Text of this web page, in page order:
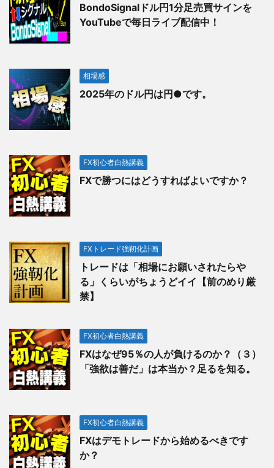
BondoSignalドル円1分足売買サインを
YouTubeで毎日ライブ配信中！
相場感
2025年のドル円は円●です。
FX初心者白熱講義
FXで勝つにはどうすればよいですか？
FXトレード強靭化計画
トレードは「相場にお願いされたらや
る」くらいがちょうどイイ【前のめり厳
禁】
FX初心者白熱講義
FXはなぜ95％の人が負けるのか？（３）
「強欲は善だ」は本当か？足るを知る。
FX初心者白熱講義
FXはデモトレードから始めるべきです
か？